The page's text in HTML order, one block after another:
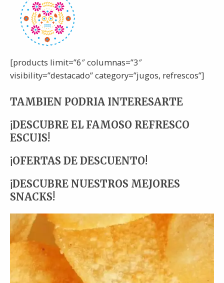
[products limit=”6″ columnas=”3″
visibility=”destacado” category=”jugos, refrescos”]
TAMBIEN PODRIA INTERESARTE
¡DESCUBRE EL FAMOSO REFRESCO
ESCUIS!
¡OFERTAS DE DESCUENTO!
¡DESCUBRE NUESTROS MEJORES
SNACKS!